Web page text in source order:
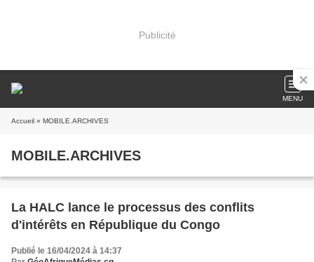
Publicité
MENU
Accueil » MOBILE.ARCHIVES
MOBILE.ARCHIVES
La HALC lance le processus des conflits
d'intérêts en République du Congo
Publié le 16/04/2024 à 14:37